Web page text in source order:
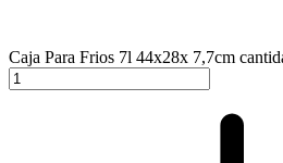
Caja Para Frios 7l 44x28x 7,7cm